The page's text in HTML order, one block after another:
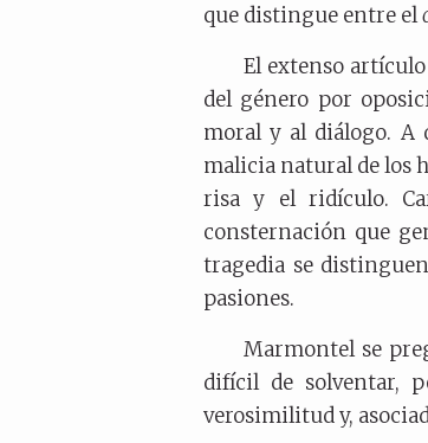
que distingue entre el
El extenso
del género por
moral y al diálogo. A
malicia natural de los
risa y el ridículo.
consternación que
tragedia se
pasiones.
Marmontel se
difícil de solventar,
verosimilitud y,